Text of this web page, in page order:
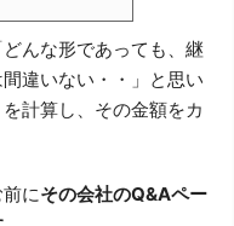
んな形であっても、継
違いない・・」と思い
計算し、その金額をカ
にその会社のQ&Aペー